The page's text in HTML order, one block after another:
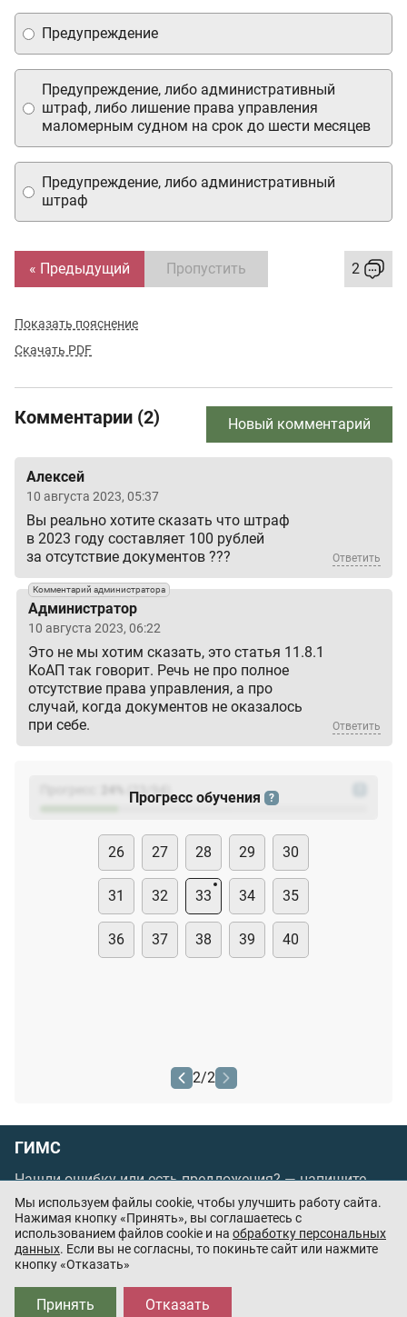
Предупреждение
Предупреждение, либо административный
штраф
Предупреждение, либо административный
штраф, либо лишение права управления
маломерным судном на срок до шести месяцев
« Предыдущий Пропустить 2
Показать пояснение
Скачать PDF
Комментарии (2) Новый комментарий
Алексей
10 августа 2023, 05:37
Вы реально хотите сказать что штраф
в 2023 году составляет 100 рублей
за отсутствие документов ???
Ответить
Комментарий администратора
Администратор
10 августа 2023, 06:22
Это не мы хотим сказать, это статья 11.8.1
КоАП так говорит. Речь не про полное
отсутствие права управления, а про
случай, когда документов не оказалось
при себе.
Ответить
(23
Прогресс обучения ?
26 27 28 29 30
31 32 33 34 35
36 37 38 39 40
2/2
ГИМС
Нашли ошибку или есть предложения? —напишите
нам
Порядок проведения оплаты по банковским
картам/Цены/Оферта
Приложения партнёров:
Мы используем файлы cookie, чтобы улучшить работу сайта.
Нажимая кнопку «Принять», вы соглашаетесь с
использованием файлов cookie и на обработку персональных
данных. Если вы не согласны, то покиньте сайт или нажмите
кнопку «Отказать»
Отказать
Принять